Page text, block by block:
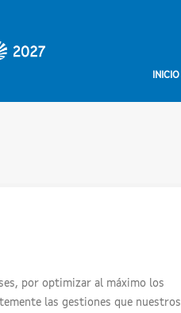
INICIO
por optimizar al máximo los
las gestiones que nuestros